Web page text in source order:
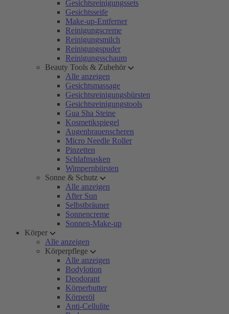
Gesichtsreinigungssets
Gesichtsseife
Make-up-Entferner
Reinigungscreme
Reinigungsmilch
Reinigungspuder
Reinigungsschaum
Beauty Tools & Zubehör
Alle anzeigen
Gesichtsmassage
Gesichtsreinigungsbürsten
Gesichtsreinigungstools
Gua Sha Steine
Kosmetikspiegel
Augenbrauenscheren
Micro Needle Roller
Pinzetten
Schlafmasken
Wimpernbürsten
Sonne & Schutz
Alle anzeigen
After Sun
Selbstbräuner
Sonnencreme
Sonnen-Make-up
Körper
Alle anzeigen
Körperpflege
Alle anzeigen
Bodylotion
Deodorant
Körperbutter
Körperöl
Anti-Cellulite